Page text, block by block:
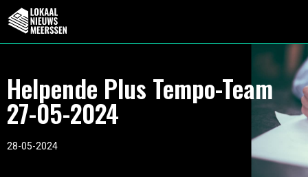
Helpende Plus Tempo-Team
27-05-2024
28-05-2024